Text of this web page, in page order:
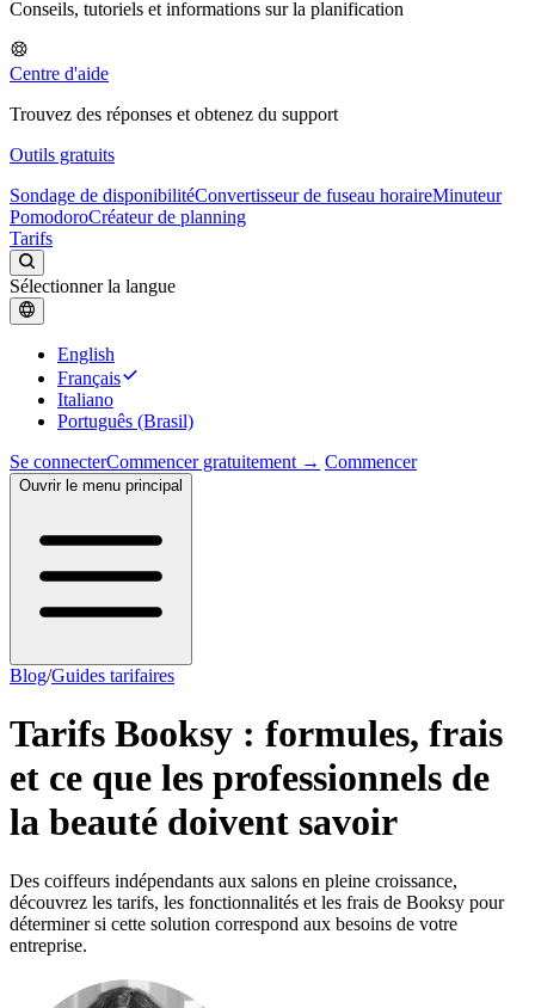
Conseils, tutoriels et informations sur la planification
Centre d'aide
Trouvez des réponses et obtenez du support
Outils gratuits
Sondage de disponibilitéConvertisseur de fuseau horaireMinuteur
PomodoroCréateur de planning
Tarifs
Sélectionner la langue
English
Français
Italiano
Português (Brasil)
Se connecterCommencer gratuitement → Commencer
Ouvrir le menu principal
Blog/Guides tarifaires
Tarifs Booksy : formules, frais
et ce que les professionnels de
la beauté doivent savoir
Des coiffeurs indépendants aux salons en pleine croissance,
découvrez les tarifs, les fonctionnalités et les frais de Booksy pour
déterminer si cette solution correspond aux besoins de votre
entreprise.